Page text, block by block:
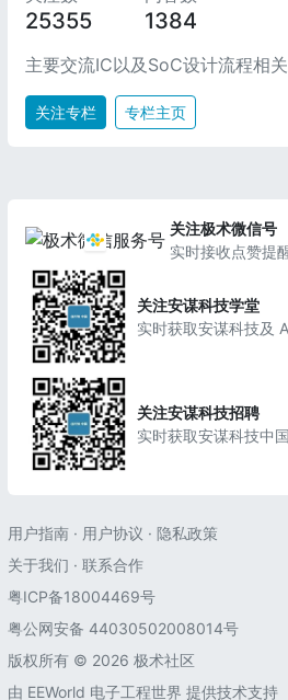
25355 1384
主要交流IC以及SoC设计流程相
关注专栏 专栏主页
关注极术微信号
实时接收点赞提
关注安谋科技学堂
实时获取安谋科技及
关注安谋科技招聘
实时获取安谋科技中
用户指南 · 用户协议 · 隐私政策
关于我们 · 联系合作
粤ICP备18004469号
粤公网安备 44030502008014号
版权所有 © 2026 极术社区
由 EEWorld 电子工程世界 提供技术支持